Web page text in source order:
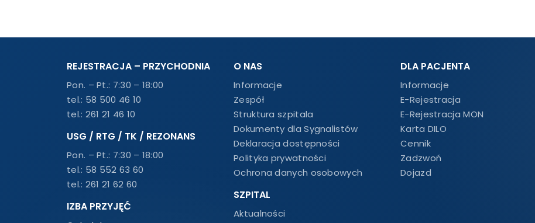
REJESTRACJA – PRZYCHODNIA
Pon. – Pt.: 7:30 – 18:00
tel.: 58 500 46 10
tel.: 261 21 46 10
USG / RTG / TK / REZONANS
Pon. – Pt.: 7:30 – 18:00
tel.: 58 552 63 60
tel.: 261 21 62 60
IZBA PRZYJĘĆ
O NAS
Informacje
Zespół
Struktura szpitala
Dokumenty dla Sygnalistów
Deklaracja dostępności
Polityka prywatności
Ochrona danych osobowych
SZPITAL
Aktualności
DLA PACJENTA
Informacje
E-Rejestracja
E-Rejestracja MON
Karta DILO
Cennik
Zadzwoń
Dojazd